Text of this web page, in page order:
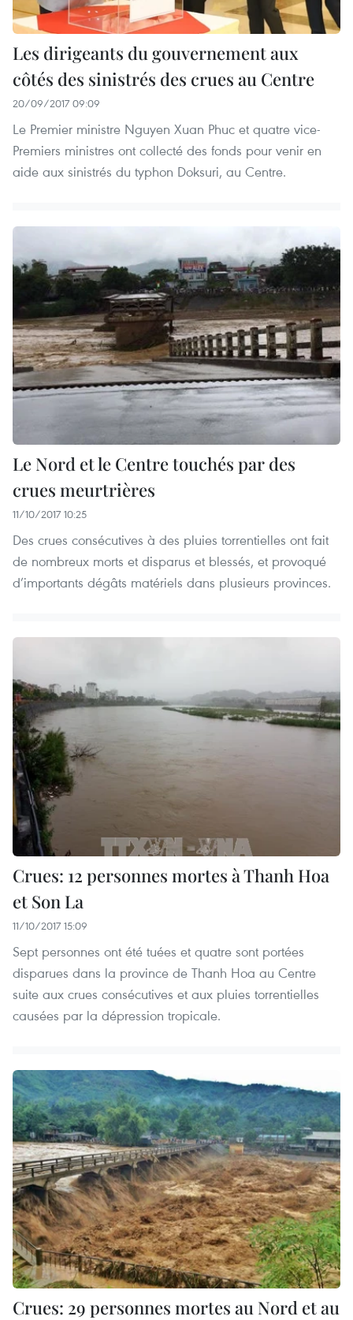
Les dirigeants du gouvernement aux
côtés des sinistrés des crues au Centre
20/09/2017 09:09
Le Premier ministre Nguyen Xuan Phuc et quatre vice-
Premiers ministres ont collecté des fonds pour venir en
aide aux sinistrés du typhon Doksuri, au Centre.
Le Nord et le Centre touchés par des
crues meurtrières
11/10/2017 10:25
Des crues consécutives à des pluies torrentielles ont fait
de nombreux morts et disparus et blessés, et provoqué
d’importants dégâts matériels dans plusieurs provinces.
Crues: 12 personnes mortes à Thanh Hoa
et Son La
11/10/2017 15:09
Sept personnes ont été tuées et quatre sont portées
disparues dans la province de Thanh Hoa au Centre
suite aux crues consécutives et aux pluies torrentielles
causées par la dépression tropicale.
Crues: 29 personnes mortes au Nord et au